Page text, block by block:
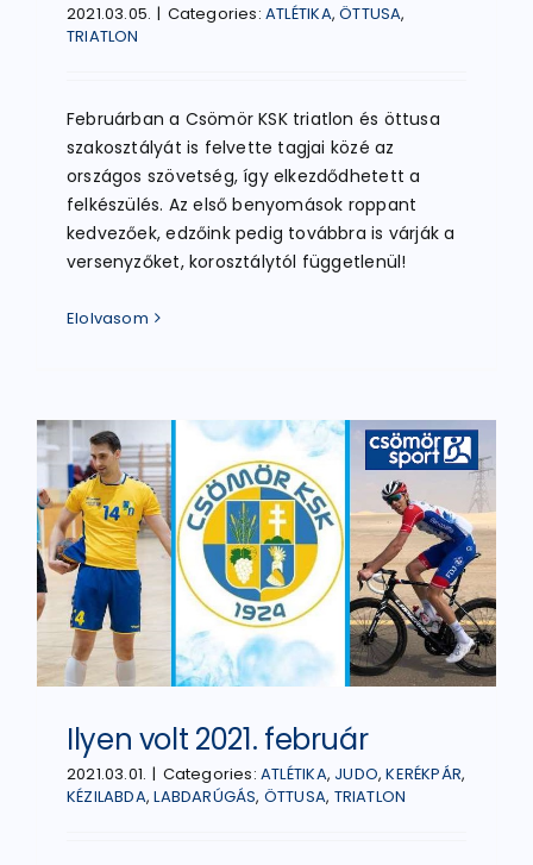
2021.03.05. | Categories:ATLÉTIKA,ÖTTUSA,
TRIATLON
Februárban a Csömör KSK triatlon és öttusa
szakosztályát is felvette tagjai közé az
országos szövetség, így elkezdődhetett a
felkészülés. Az első benyomások roppant
kedvezőek, edzőink pedig továbbra is várják a
versenyzőket, korosztálytól függetlenül!
Elolvasom
Ilyen volt 2021. február
2021.03.01. | Categories:ATLÉTIKA, JUDO,KERÉKPÁR,
KÉZILABDA,LABDARÚGÁS, ÖTTUSA, TRIATLON